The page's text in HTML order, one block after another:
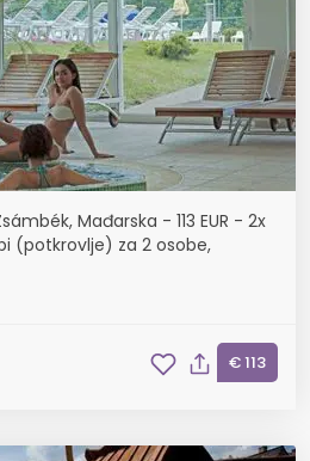
Mađarska - 113 EUR - 2x
(potkrovlje) za 2 osobe,
€ 113